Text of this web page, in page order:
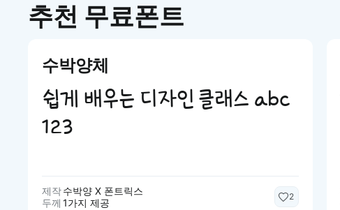
추천 무료폰트
수박양체
쉽게 배우는 디자인 클래스 abc
123
제작수박양 X 폰트릭스
두께 1가지 제공
2